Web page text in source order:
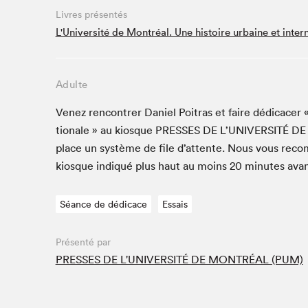
Café La Presse
Espace Côte-des-Neiges
La lecture en cadeau
Le grand jeu de lecture à voix haute du Salon du livre
de Montréal
Lettres québécoises au Salon
Louisiane enracinée et branchée
Mur des illustrateur·rice·s
Livres présentés
L'Université de Montréal. Une histoire urbaine et
Adulte
Venez ren­con­tr­er Daniel Poitras et faire
tionale » au kiosque PRESS­ES DEL’U­NI­VER­SITÉ DE
place un sys­tème de file d’at­tente. Nous vous
kiosque indiqué plus haut au moins 20 min­utes
Séance de dédicace Essais
Présenté par
PRESSES DE L'UNIVERSITÉ DE MONTRÉAL (PUM)